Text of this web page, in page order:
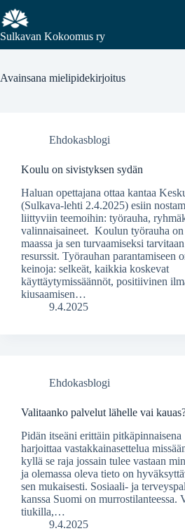
Sulkavan Kokoomus ry
Avainsana mielipidekirjoitus
Ehdokasblogi
Koulu on sivistyksen sydän
Haluan opettajana ottaa kantaa
(Sulkava-lehti 2.4.2025) esiin
liittyviin teemoihin: työrauha,
valinnaisaineet. Koulun työrauha on
maassa ja sen turvaamiseksi
resurssit. Työrauhan parantamiseen
keinoja: selkeät, kaikkia koskevat
käyttäytymissäännöt, positiivinen
kiusaamisen…
9.4.2025
Ehdokasblogi
Valitaanko palvelut lähelle vai
Pidän itseäni erittäin
harjoittaa vastakkainasettelua
kyllä se raja jossain tulee vastaan
ja olemassa oleva tieto on
sen mukaisesti. Sosiaali- ja
kanssa Suomi on murrostilanteessa.
tiukilla,…
9.4.2025